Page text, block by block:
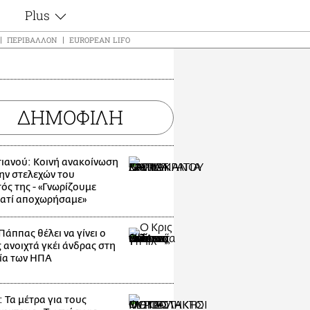
Plus
Θέματα
Ζώδια
Εξομολογήσεις
Blogs
Οι Αθηναίοι
Απώλειες
Lgbtqi+
Επιλογές
ΠΕΡΙΒΆΛΛΟΝ EUROPEAN LIFO
ΔΗΜΟΦΙΛΗ
Κοινή ανακοίνωση
στελεχών του
της - «Γνωρίζουμε
αποχωρήσαμε»
θέλει να γίνει ο
γκέι άνδρας στη
των ΗΠΑ
Τα μέτρα για τους